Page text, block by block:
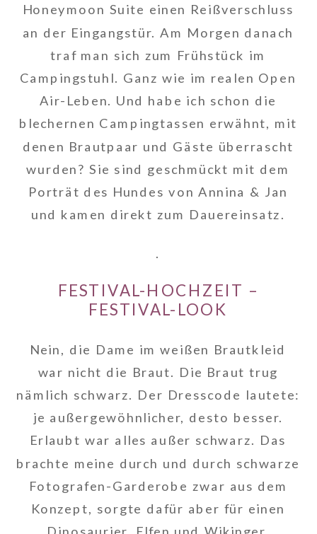
Honeymoon Suite einen Reißverschluss
an der Eingangstür. Am Morgen danach
traf man sich zum Frühstück im
Campingstuhl. Ganz wie im realen Open
Air-Leben. Und habe ich schon die
blechernen Campingtassen erwähnt, mit
denen Brautpaar und Gäste überrascht
wurden? Sie sind geschmückt mit dem
Porträt des Hundes von Annina & Jan
und kamen direkt zum Dauereinsatz.
FESTIVAL-HOCHZEIT –
FESTIVAL-LOOK
Nein, die Dame im weißen Brautkleid
war nicht die Braut. Die Braut trug
nämlich schwarz. Der Dresscode lautete:
je außergewöhnlicher, desto besser.
Erlaubt war alles außer schwarz. Das
brachte meine durch und durch schwarze
Fotografen-Garderobe zwar aus dem
Konzept, sorgte dafür aber für einen
Dinosaurier, Elfen und Wikinger.